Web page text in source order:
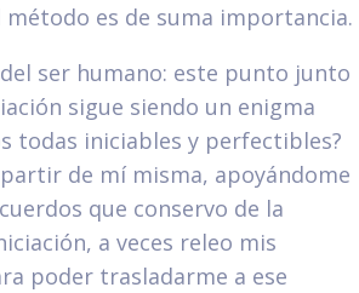
es de suma importancia.
ser humano: este punto junto
sigue siendo un enigma
todas iniciables y perfectibles?
de mí misma, apoyándome
que conservo de la
a veces releo mis
poder trasladarme a ese